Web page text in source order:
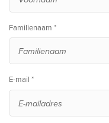
Familienaam *
E-mail *